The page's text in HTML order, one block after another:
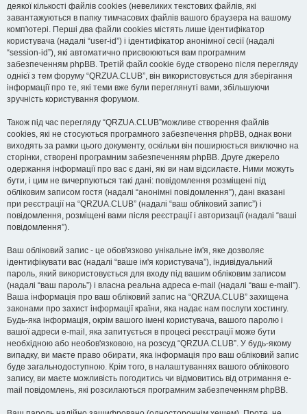
деякої кількості файлів cookies (невеликих текстових файлів, які
завантажуються в папку тимчасових файлів вашого браузера на вашому
комп'ютері. Перші два файли cookies містять лише ідентифікатор
користувача (надалі “user-id”) і ідентифікатор анонімної сесії (надалі
“session-id”), які автоматично присвоюються вам програмним
забезпеченням phpBB. Третій файл cookie буде створено після перегляду
однієї з тем форуму “QRZUA.CLUB”, він використовується для зберігання
інформації про те, які теми вже були переглянуті вами, збільшуючи
зручність користування форумом.
Також під час перегляду “QRZUA.CLUB”можливе створення файлів
cookies, які не стосуються програмного забезпечення phpBB, однак вони
виходять за рамки цього документу, оскільки він поширюється виключно на
сторінки, створені програмним забезпеченням phpBB. Друге джерело
одержання інформації про вас є дані, які ви нам відсилаєте. Ними можуть
бути, і цим не вичерпуються такі дані: повідомлення розміщені під
обліковим записом гостя (надалі “анонімні повідомлення”), дані вказані
при реєстрації на “QRZUA.CLUB” (надалі “ваш обліковий запис”) і
повідомлення, розміщені вами після реєстрації і авторизації (надалі “ваші
повідомлення”).
Ваш обліковий запис - це обов'язково унікальне ім'я, яке дозволяє
ідентифікувати вас (надалі “ваше ім'я користувача”), індивідуальний
пароль, який використовується для входу під вашим обліковим записом
(надалі “ваш пароль”) і власна реальна адреса e-mail (надалі “ваш e-mail”).
Ваша інформація про ваш обліковий запис на “QRZUA.CLUB” захищена
законами про захист інформації країни, яка надає нам послуги хостингу.
Будь-яка інформація, окрім вашого імені користувача, вашого паролю і
вашої адреси e-mail, яка запитується в процесі реєстрації може бути
необхідною або необов'язковою, на розсуд “QRZUA.CLUB”. У будь-якому
випадку, ви маєте право обирати, яка інформація про ваш обліковий запис
буде загальнодоступною. Крім того, в налаштуваннях вашого облікового
запису, ви маєте можливість погодитись чи відмовитись від отримання e-
mail повідомлень, які розсилаються програмним забезпеченням phpBB.